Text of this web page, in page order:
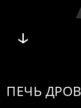
↓
ПЕЧЬ